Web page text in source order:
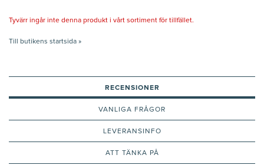
Tyvärr ingår inte denna produkt i vårt sortiment för tillfället.
Till butikens startsida »
RECENSIONER
VANLIGA FRÅGOR
LEVERANSINFO
ATT TÄNKA PÅ